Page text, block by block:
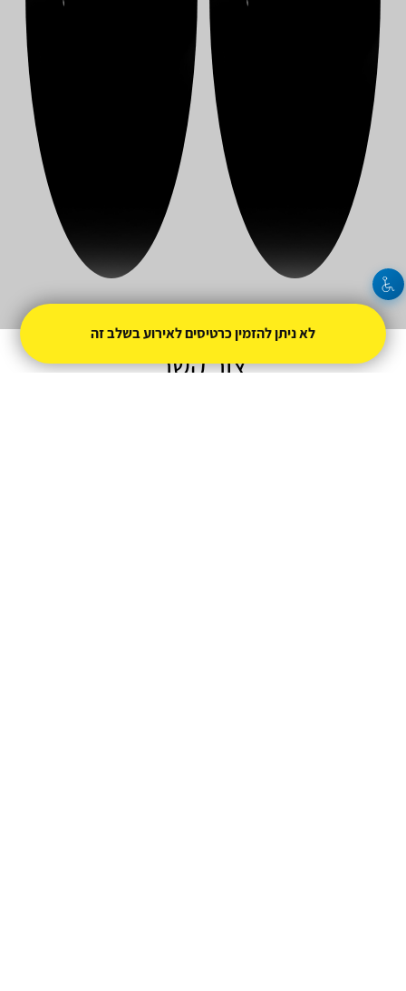
צור קשר
לא ניתן להזמין כרטיסים לאירוע בשלב זה